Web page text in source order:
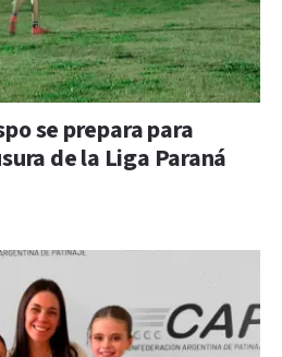
se prepara para
de la Liga Paraná